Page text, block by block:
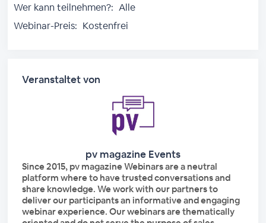
Wer kann teilnehmen?: Alle
Webinar-Preis: Kostenfrei
Veranstaltet von
pv magazine Events
Since 2015, pv magazine Webinars are a neutral
platform where to have trusted conversations and
share knowledge. We work with our partners to
deliver our participants an informative and engaging
webinar experience. Our webinars are thematically